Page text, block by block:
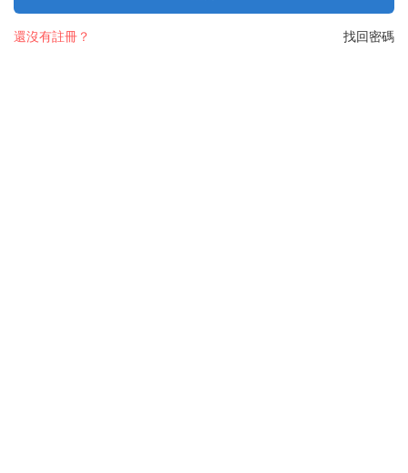
找回密碼
還沒有註冊？